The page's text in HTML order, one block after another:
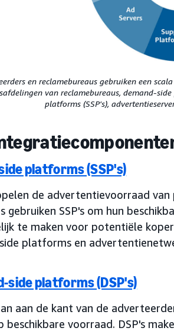
en reclamebureaus gebruiken een
van reclamebureaus, demand-
platforms (SSP's),
platforms (SSP's)
de advertentievoorraad
gebruiken SSP's om hun
te maken voor potentiële
platforms en
side platforms (DSP's)
aan de kant van de
beschikbare voorraad. DSP's